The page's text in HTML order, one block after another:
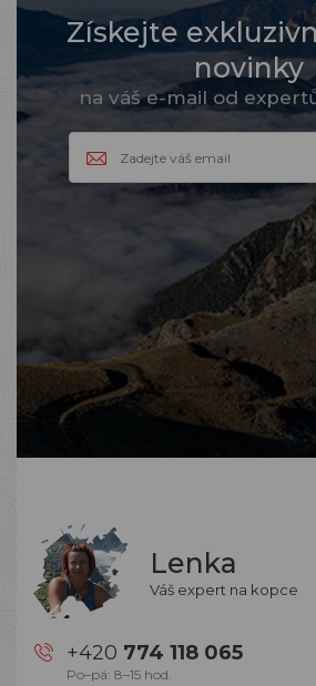
Získejte
novinky
na váš e-mail od
Lenka
Váš expert na kopce
+420 774 118 065
Po–pá: 8–15 hod.